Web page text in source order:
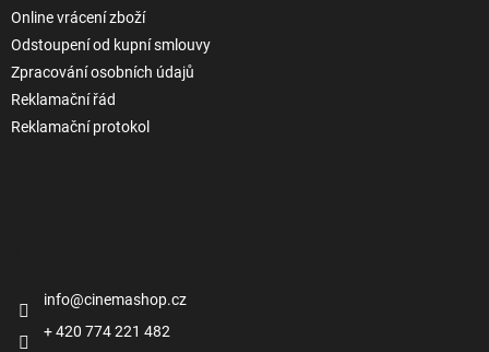
Online vrácení zboží
Odstoupení od kupní smlouvy
Zpracování osobních údajů
Reklamační řád
Reklamační protokol
info@cinemashop.cz
+ 420 774 221 482